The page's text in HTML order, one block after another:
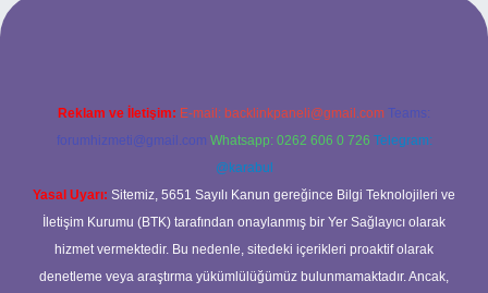
Reklam ve İletişim: E-mail: backlinkpaneli@gmail.com Teams:
forumhizmeti@gmail.com Whatsapp: 0262 606 0 726 Telegram:
@karabul
Yasal Uyarı: Sitemiz, 5651 Sayılı Kanun gereğince Bilgi Teknolojileri ve
İletişim Kurumu (BTK) tarafından onaylanmış bir Yer Sağlayıcı olarak
hizmet vermektedir. Bu nedenle, sitedeki içerikleri proaktif olarak
denetleme veya araştırma yükümlülüğümüz bulunmamaktadır. Ancak,